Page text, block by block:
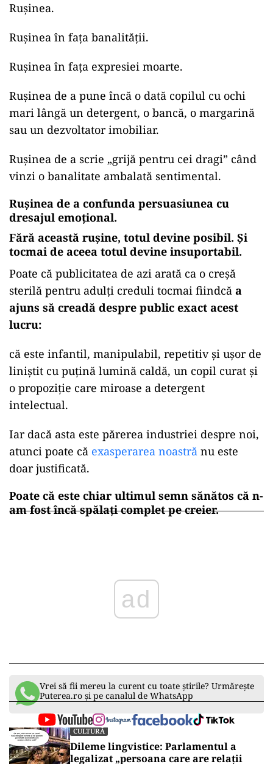
Rușinea.
Rușinea în fața banalității.
Rușinea în fața expresiei moarte.
Rușinea de a pune încă o dată copilul cu ochi
mari lângă un detergent, o bancă, o margarină
sau un dezvoltator imobiliar.
Rușinea de a scrie „grijă pentru cei dragi” când
vinzi o banalitate ambalată sentimental.
Rușinea de a confunda persuasiunea cu
dresajul emoțional.
Fără această rușine, totul devine posibil. Și
tocmai de aceea totul devine insuportabil.
Poate că publicitatea de azi arată ca o creșă
sterilă pentru adulți creduli tocmai fiindcă a
ajuns să creadă despre public exact acest
lucru:
că este infantil, manipulabil, repetitiv și ușor de
liniștit cu puțină lumină caldă, un copil curat și
o propoziție care miroase a detergent
intelectual.
Iar dacă asta este părerea industriei despre noi,
atunci poate că exasperarea noastră nu este
doar justificată.
Poate că este chiar ultimul semn sănătos că n-
am fost încă spălați complet pe creier.
ad
Vrei să fii mereu la curent cu toate știrile? Urmărește
Puterea.ro și pe canalul de WhatsApp
CULTURĂ
Dileme lingvistice: Parlamentul a
legalizat „persoana care are relații